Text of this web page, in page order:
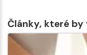
Články, které